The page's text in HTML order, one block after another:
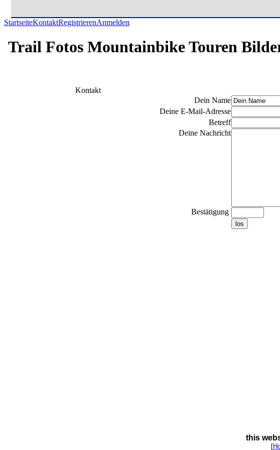
StartseiteKontaktRegistrierenAnmelden
Trail Fotos Mountainbike Touren
Kontakt
Dein Name
Deine E-Mail-Adresse
Betreff
Deine Nachricht
Bestätigung
los
this
[